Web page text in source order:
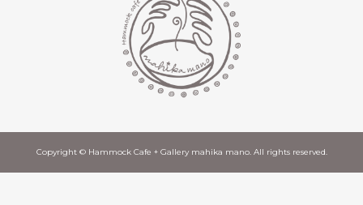
Copyright © Hammock Cafe + Gallery mahika mano. All rights reserved.